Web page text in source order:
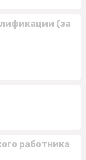
(за
работника